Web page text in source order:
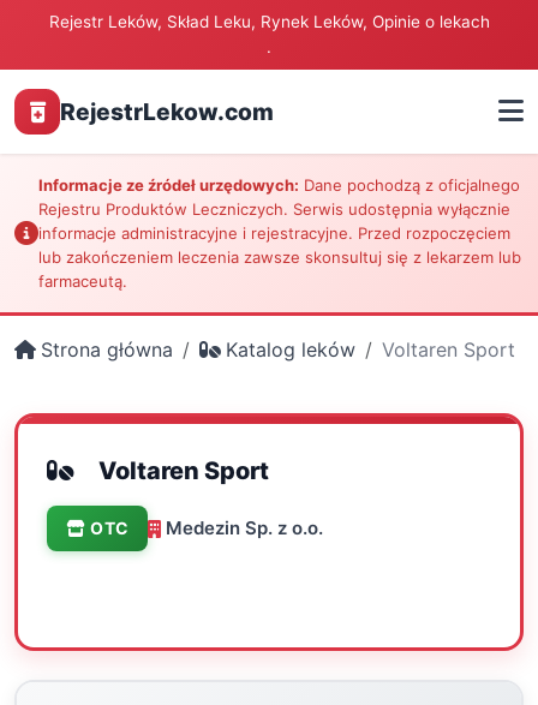
Rejestr Leków, Skład Leku, Rynek Leków, Opinie o lekach
.
RejestrLekow.com
Informacje ze źródeł urzędowych: Dane pochodzą z oficjalnego
Rejestru Produktów Leczniczych. Serwis udostępnia wyłącznie
informacje administracyjne i rejestracyjne. Przed rozpoczęciem
lub zakończeniem leczenia zawsze skonsultuj się z lekarzem lub
farmaceutą.
Strona główna Katalog leków Voltaren Sport
Voltaren Sport
OTC Medezin Sp. z o.o.